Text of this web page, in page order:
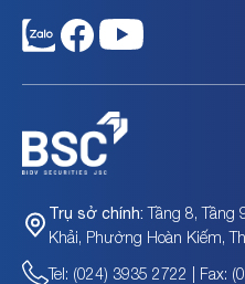
Trụ sở chính: Tầng 8, Tầng
Khải, Phường Hoàn Kiếm,
Tel: (024) 3935 2722 | Fax: